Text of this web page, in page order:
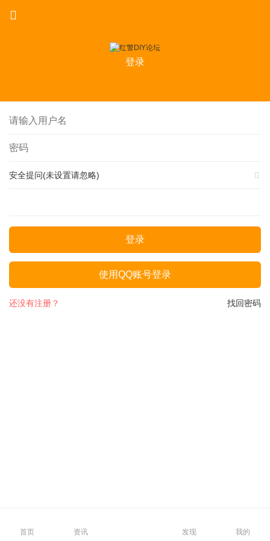
登录
安全提问(未设置请忽略)
登录
使用QQ账号登录
找回密码
还没有注册？
首页 资讯 发现 我的